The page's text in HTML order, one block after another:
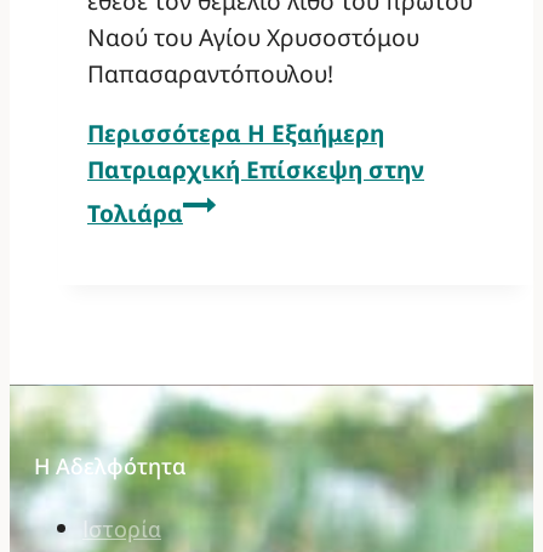
Ναού του Αγίου Χρυσοστόμου
Παπασαραντόπουλου!
Περισσότερα Η Εξαήμερη
Πατριαρχική Επίσκεψη στην
Τολιάρα
Η Αδελφότητα
Ιστορία